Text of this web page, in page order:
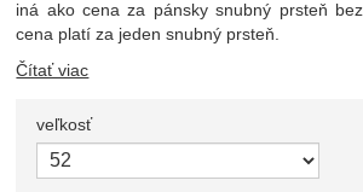
iná ako cena za pánsky snubný prsteň
cena platí za jeden snubný prsteň.
Čítať viac
Zvoľte variant
veľkosť